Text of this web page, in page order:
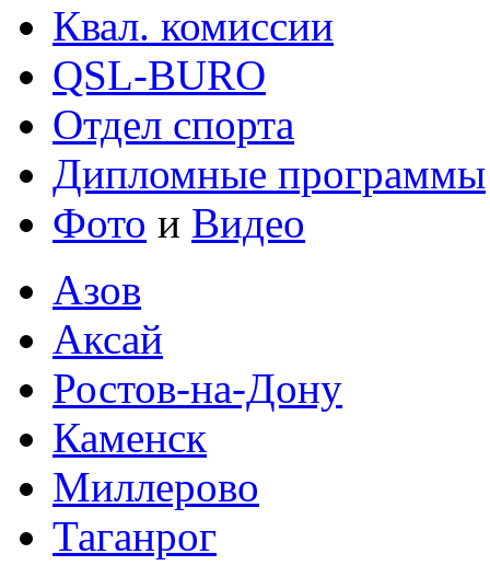
Квал. комиссии
QSL-BURO
Отдел спорта
Дипломные программы
Фото и Видео
Азов
Аксай
Ростов-на-Дону
Каменск
Миллерово
Таганрог